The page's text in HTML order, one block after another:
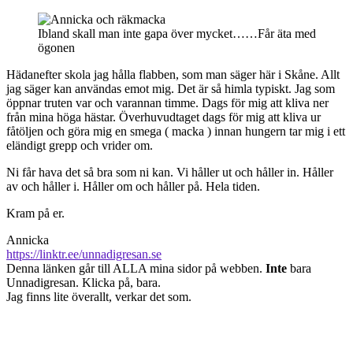
Ibland skall man inte gapa över mycket……Får äta med
ögonen
Hädanefter skola jag hålla flabben, som man säger här i Skåne. Allt
jag säger kan användas emot mig. Det är så himla typiskt. Jag som
öppnar truten var och varannan timme. Dags för mig att kliva ner
från mina höga hästar. Överhuvudtaget dags för mig att kliva ur
fåtöljen och göra mig en smega ( macka ) innan hungern tar mig i ett
eländigt grepp och vrider om.
Ni får hava det så bra som ni kan. Vi håller ut och håller in. Håller
av och håller i. Håller om och håller på. Hela tiden.
Kram på er.
Annicka
https://linktr.ee/unnadigresan.se
Denna länken går till ALLA mina sidor på webben. Inte bara
Unnadigresan. Klicka på, bara.
Jag finns lite överallt, verkar det som.